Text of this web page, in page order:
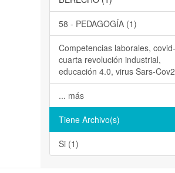
58 - PEDAGOGÍA (1)
Competencias laborales,
cuarta revolución industrial,
educación 4.0, virus Sars-
... más
Tiene Archivo(s)
Si (1)